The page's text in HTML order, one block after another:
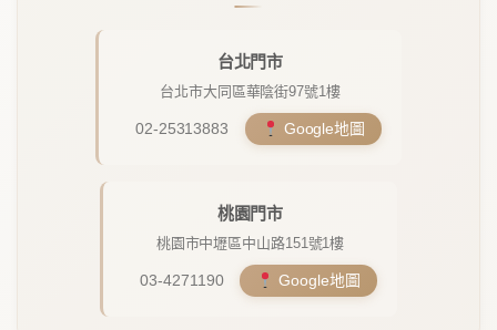
台北門市
台北市大同區華陰街97號1樓
02-25313883 Google地圖
桃園門市
桃園市中壢區中山路151號1樓
03-4271190 Google地圖